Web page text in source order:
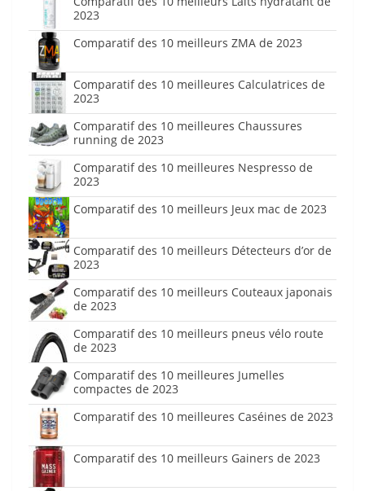
2023
Comparatif des 10 meilleurs ZMA de 2023
Comparatif des 10 meilleures Calculatrices de
2023
Comparatif des 10 meilleures Chaussures
running de 2023
Comparatif des 10 meilleures Nespresso de
2023
Comparatif des 10 meilleurs Jeux mac de 2023
Comparatif des 10 meilleurs Détecteurs d’or de
2023
Comparatif des 10 meilleurs Couteaux japonais
de 2023
Comparatif des 10 meilleurs pneus vélo route
de 2023
Comparatif des 10 meilleures Jumelles
compactes de 2023
Comparatif des 10 meilleures Caséines de 2023
Comparatif des 10 meilleurs Gainers de 2023